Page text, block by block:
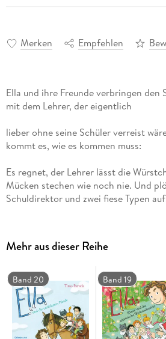
Merken Empfehlen
Ella und ihre Freunde verbringen den
lieber ohne seine Schüler verreist
Es regnet, der Lehrer lässt die
Mücken stechen wie noch nie. Und
Schuldirektor und zwei fiese Typen
Aber was kann man dagegen tun?
als Riesenotter verkleiden und die
der Welt hat noch viel bessere Ideen
Mehr aus dieser Reihe
Band 20 Band 19